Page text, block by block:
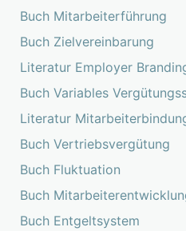
Buch Mitarbeiterführung
Buch Zielvereinbarung
Literatur Employer
Buch Variables
Literatur
Buch Vertriebsvergütung
Buch Fluktuation
Buch
Buch Entgeltsystem